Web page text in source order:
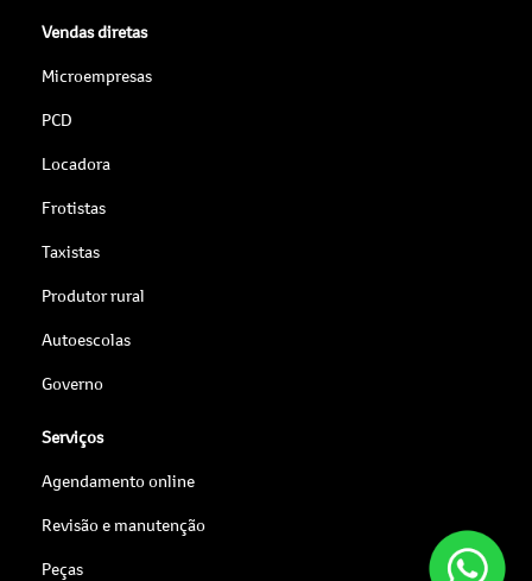
Vendas diretas
Microempresas
PCD
Locadora
Frotistas
Taxistas
Produtor rural
Autoescolas
Governo
Serviços
Agendamento online
Revisão e manutenção
Peças